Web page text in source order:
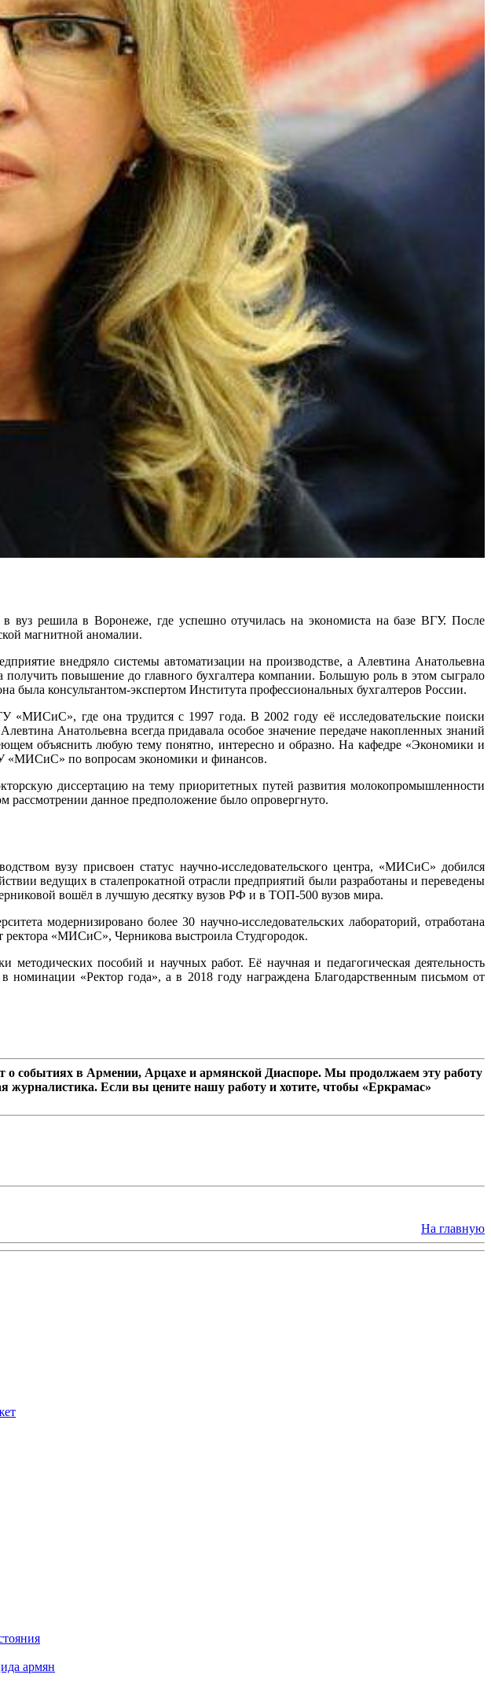
вуз решила в Воронеже, где успешно отучилась на экономиста на базе ВГУ. После
магнитной аномалии.
внедряло системы автоматизации на производстве, а Алевтина Анатольевна
получить повышение до главного бухгалтера компании. Большую роль в этом сыграло
была консультантом-экспертом Института профессиональных бухгалтеров России.
«МИСиС», где она трудится с 1997 года. В 2002 году её исследовательские поиски
Анатольевна всегда придавала особое значение передаче накопленных знаний
объяснить любую тему понятно, интересно и образно. На кафедре «Экономики и
«МИСиС» по вопросам экономики и финансов.
диссертацию на тему приоритетных путей развития молокопромышленности
рассмотрении данное предположение было опровергнуто.
вузу присвоен статус научно-исследовательского центра, «МИСиС» добился
ведущих в сталепрокатной отрасли предприятий были разработаны и переведены
вошёл в лучшую десятку вузов РФ и в ТОП-500 вузов мира.
модернизировано более 30 научно-исследовательских лабораторий, отработана
ректора «МИСиС», Черникова выстроила Студгородок.
методических пособий и научных работ. Её научная и педагогическая деятельность
«Ректор года», а в 2018 году награждена Благодарственным письмом от
событиях в Армении, Арцахе и армянской Диаспоре. Мы продолжаем эту работу
журналистика. Если вы цените нашу работу и хотите, чтобы «Еркрамас»
На главную
армян